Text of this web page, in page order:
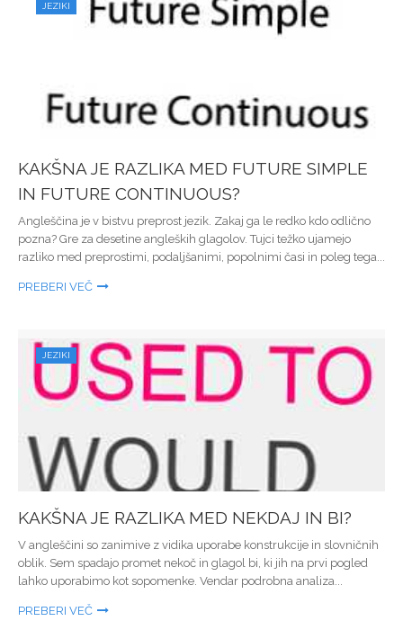
JEZIKI
KAKŠNA JE RAZLIKA MED FUTURE SIMPLE
IN FUTURE CONTINUOUS?
Angleščina je v bistvu preprost jezik. Zakaj ga le redko kdo odlično
pozna? Gre za desetine angleških glagolov. Tujci težko ujamejo
razliko med preprostimi, podaljšanimi, popolnimi časi in poleg tega...
PREBERI VEČ
JEZIKI
KAKŠNA JE RAZLIKA MED NEKDAJ IN BI?
V angleščini so zanimive z vidika uporabe konstrukcije in slovničnih
oblik. Sem spadajo promet nekoč in glagol bi, ki jih na prvi pogled
lahko uporabimo kot sopomenke. Vendar podrobna analiza...
PREBERI VEČ